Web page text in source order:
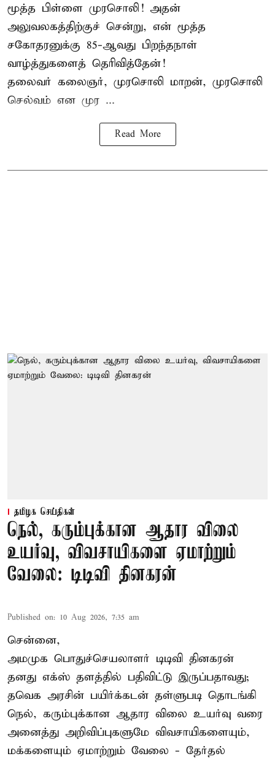
மூத்த பிள்ளை முரசொலி! அதன்
அலுவலகத்திற்குச் சென்று, என் மூத்த
சகோதரனுக்கு 85-ஆவது பிறந்தநாள்
வாழ்த்துகளைத் தெரிவித்தேன்!
தலைவர் கலைஞர், முரசொலி மாறன், முரசொலி
செல்வம் என முர ...
Read More
தமிழக செய்திகள்
நெல், கரும்புக்கான ஆதார விலை
உயர்வு, விவசாயிகளை ஏமாற்றும்
வேலை: டிடிவி தினகரன்
Published on: 10 Aug 2026, 7:35 am
சென்னை,
அமமுக பொதுச்செயலாளர் டிடிவி தினகரன்
தனது எக்ஸ் தளத்தில் பதிவிட்டு இருப்பதாவது;
தவெக அரசின் பயிர்க்கடன் தள்ளுபடி தொடங்கி
நெல், கரும்புக்கான ஆதார விலை உயர்வு வரை
அனைத்து அறிவிப்புகளுமே விவசாயிகளையும்,
மக்களையும் ஏமாற்றும் வேலை - தேர்தல்